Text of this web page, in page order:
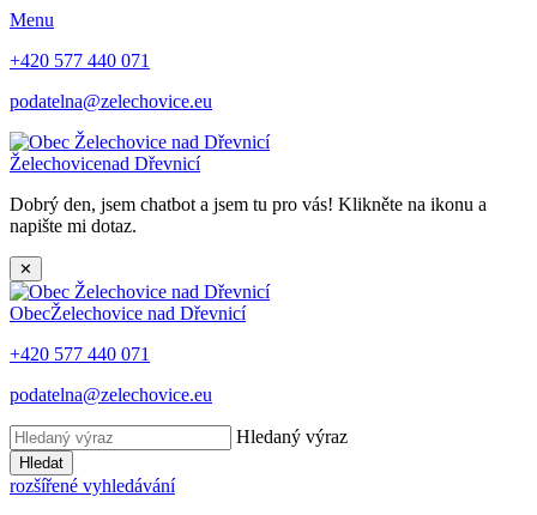
Menu
+420 577 440 071
podatelna@zelechovice.eu
Želechovicenad Dřevnicí
Dobrý den, jsem chatbot a jsem tu pro vás! Klikněte na ikonu a
napište mi dotaz.
✕
ObecŽelechovice nad Dřevnicí
+420 577 440 071
podatelna@zelechovice.eu
Hledaný výraz
Hledat
rozšířené vyhledávání